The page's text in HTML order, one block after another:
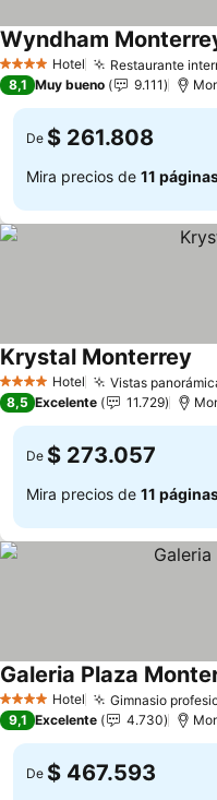
4 EstrellasHotel Restaurante
Wyndham
8,1 Muy bueno 9.111
De $ 261.808
Mira precios de 11
4 EstrellasHotel Vistas
Krystal Monterrey
8,5 Excelente 11.729
De $ 273.057
Mira precios de 11
4 EstrellasHotel Gimnasio
Galeria Plaza
9,1 Excelente 4.730
De $ 467.593